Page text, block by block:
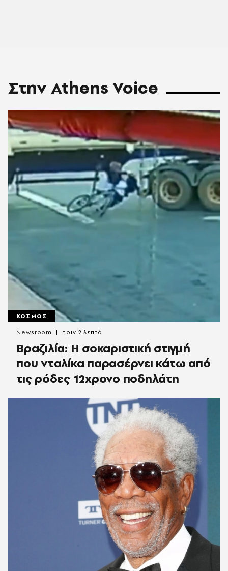
Στην Athens Voice
ΚΟΣΜΟΣ
Βραζιλία: Η σοκαριστική στιγμή
που νταλίκα παρασέρνει κάτω από
τις ρόδες 12χρονο ποδηλάτη
Newsroom πριν 2 λεπτά